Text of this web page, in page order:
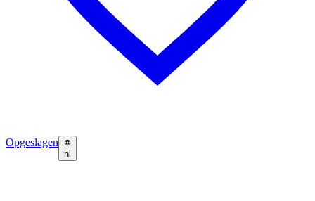
Opgeslagen
nl